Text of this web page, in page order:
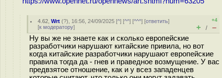
4.62 ,Wrt (?), 16:56, 24/09/2025 [^] [^^] [^^^] [ответить]
[к модератору]
+4
+ / –
Ну вы же не знаете как и сколько европейские
разработчики нарушают китайские привила, но вот
когда китайские разработчики нарушают европейские
правила тогда да - гнев и праведное возмущение. У вас
предвзятое отношение, как и у всез западенцев